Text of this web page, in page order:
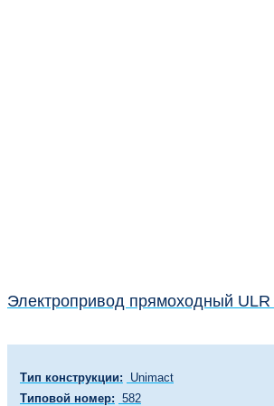
Электропривод прямоходный ULR
Тип конструкции:
Unimact
Типовой номер: 582